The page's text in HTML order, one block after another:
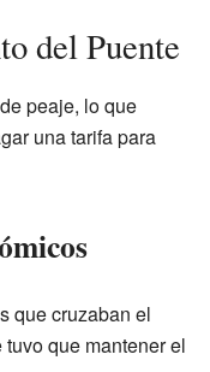
del Puente
peaje, lo que
una tarifa para
que cruzaban el
que mantener el